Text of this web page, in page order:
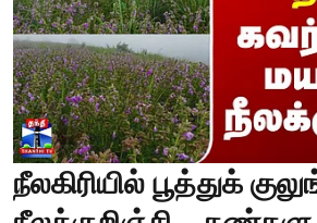
நீலகிரியில் பூத்துக்